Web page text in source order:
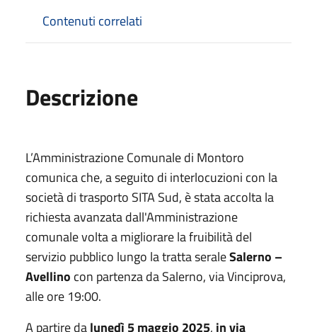
Contenuti correlati
Descrizione
L’Amministrazione Comunale di Montoro
comunica che, a seguito di interlocuzioni con la
società di trasporto SITA Sud, è stata accolta la
richiesta avanzata dall'Amministrazione
comunale volta a migliorare la fruibilità del
servizio pubblico lungo la tratta seraleSalerno –
Avellino con partenza da Salerno, via Vinciprova,
alle ore 19:00.
A partire dalunedì 5 maggio 2025, in via